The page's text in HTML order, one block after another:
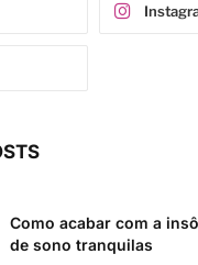
Como acabar com a
de sono tranquilas